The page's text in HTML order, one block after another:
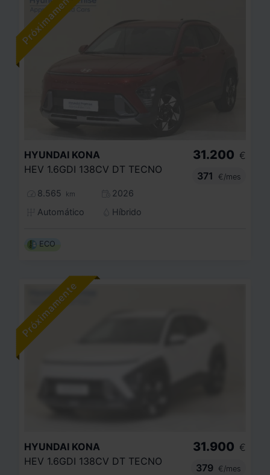
HYUNDAI KONA
HEV 1.6GDI 138CV DT TECNO
8.565 km
2026
Automático
Híbrido
31.200 €
371
€/mes
ECO
HYUNDAI KONA
HEV 1.6GDI 138CV DT TECNO
31.900 €
379
€/mes